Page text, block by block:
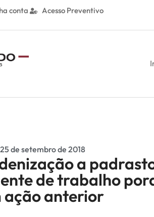
conta Acesso Preventivo
25 de setembro de 2018
a
de trabalho
ação anterior